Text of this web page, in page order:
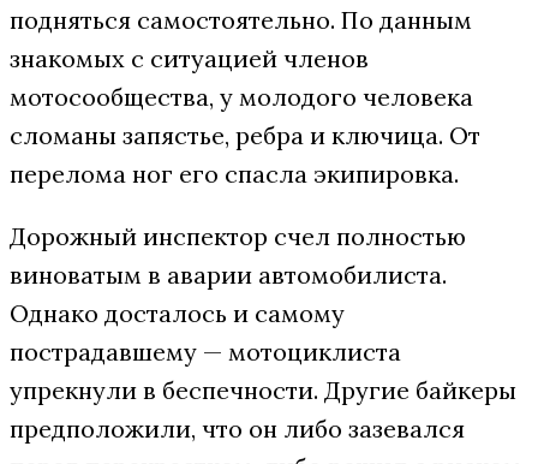
подняться самостоятельно. По данным
знакомых с ситуацией членов
мотосообщества, у молодого человека
сломаны запястье, ребра и ключица. От
перелома ног его спасла экипировка.
Дорожный инспектор счел полностью
виноватым в аварии автомобилиста.
Однако досталось и самому
пострадавшему — мотоциклиста
упрекнули в беспечности. Другие байкеры
предположили, что он либо зазевался